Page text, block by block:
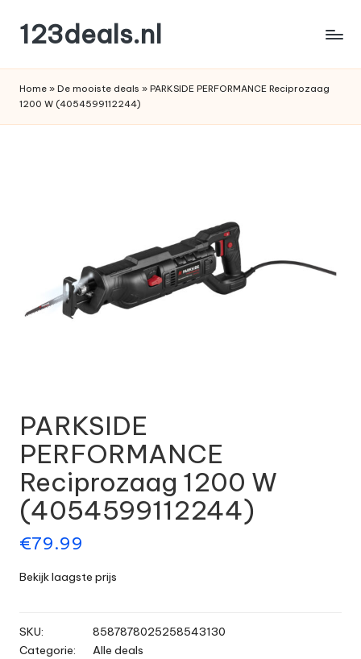
de
inhoud
123deals.nl
deals
Home » De mooiste deals » PARKSIDE PERFORMANCE Reciprozaag
1200 W (4054599112244)
PARKSIDE
PERFORMANCE
Reciprozaag 1200 W
(4054599112244)
€79.99
Bekijk laagste prijs
SKU:
8587878025258543130
Categorie:
Alle deals